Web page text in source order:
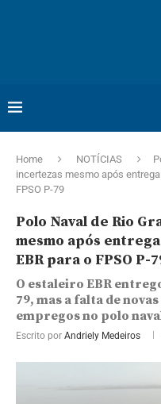
Home NOTÍCIAS
incertezas mesmo após
FPSO P-79
Polo Naval de Rio
mesmo após
EBR para o FPSO P-
O estaleiro EBR
79, mas a falta de
empregos no polo
Escrito por Andriely Medeiros